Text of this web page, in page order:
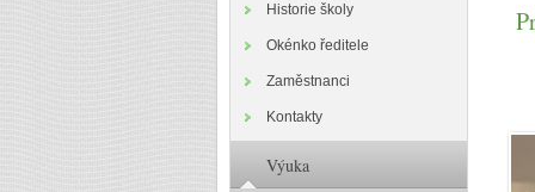
Historie školy
Okénko ředitele
Zaměstnanci
Kontakty
Výuka